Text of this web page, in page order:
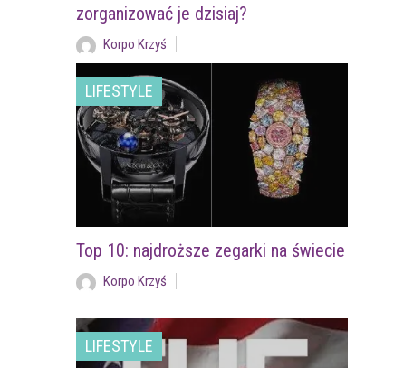
zorganizować je dzisiaj?
Korpo Krzyś
LIFESTYLE
Top 10: najdroższe zegarki na świecie
Korpo Krzyś
LIFESTYLE